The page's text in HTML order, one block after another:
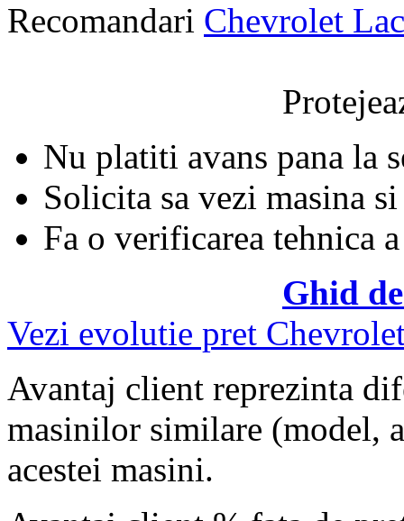
Recomandari Chevrolet
Nu platiti avans pana la
Solicita sa vezi masina si
Fa o verificarea tehnica
Ghid
Vezi evolutie pret
Avantaj client reprezinta
masinilor similare (model,
acestei masini.